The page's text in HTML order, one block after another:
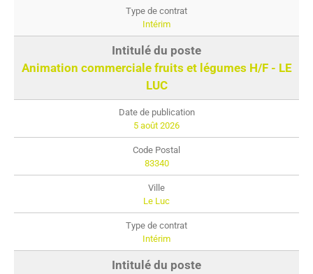
Intérim
Animation commerciale fruits et légumes H/F - LE
LUC
5 août 2026
83340
Le Luc
Intérim